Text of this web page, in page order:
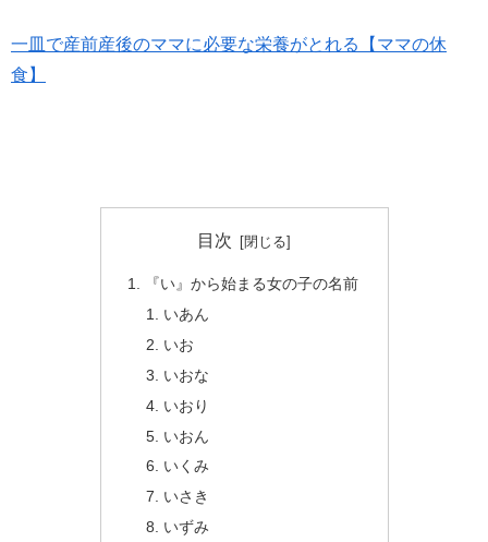
一皿で産前産後のママに必要な栄養がとれる【ママの休
食】
目次
『い』から始まる女の子の名前
いあん
いお
いおな
いおり
いおん
いくみ
いさき
いずみ